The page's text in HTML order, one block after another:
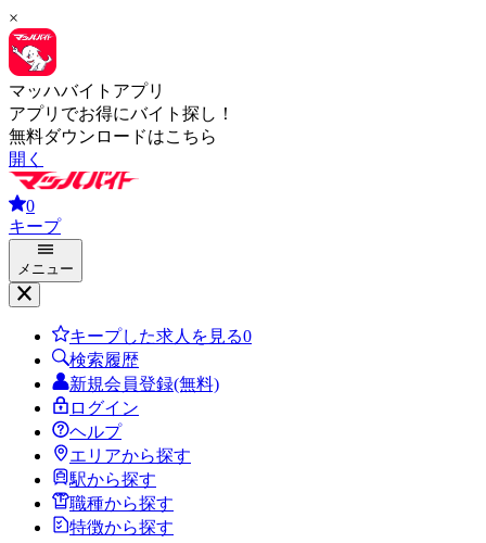
×
マッハバイトアプリ
アプリでお得にバイト探し！
無料ダウンロードはこちら
開く
0
キープ
メニュー
キープした求人を見る0
検索履歴
新規会員登録(無料)
ログイン
ヘルプ
エリアから探す
駅から探す
職種から探す
特徴から探す